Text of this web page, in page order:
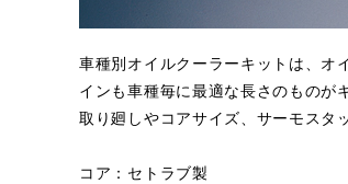
車種別オイルクーラーキットは、オ
インも車種毎に最適な長さのものが
取り廻しやコアサイズ、サーモスタ
コア：セトラブ製